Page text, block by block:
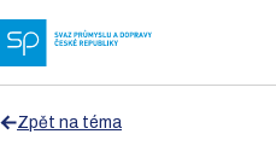
Zpět na téma